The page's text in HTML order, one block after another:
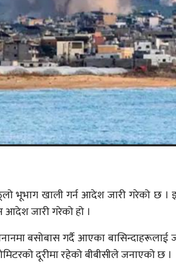
भूभाग खाली गर्न आदेश जारी गरेको छ
आदेश जारी गरेको हो ।
बसोबास गर्दै आएका बासिन्दाहरूलाई
दूरीमा रहेको बीबीसीले जनाएको छ ।